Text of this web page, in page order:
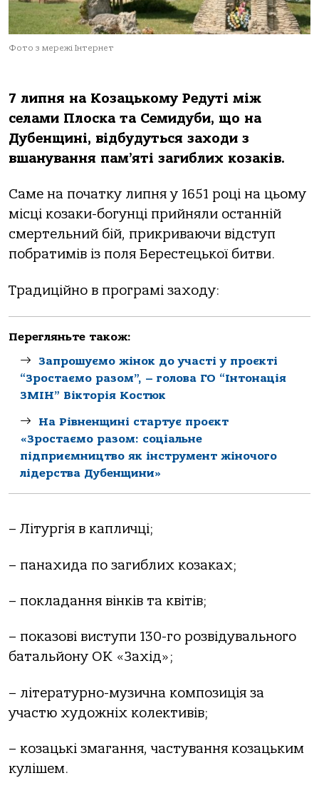
Фото з мережі Інтернет
7 липня на Козацькому Редуті між
селами Плоска та Семидуби, що на
Дубенщині, відбудуться заходи з
вшанування пам’яті загиблих козаків.
Саме на початку липня у 1651 році на цьому
місці козаки-богунці прийняли останній
смертельний бій, прикриваючи відступ
побратимів із поля Берестецької битви.
Традиційно в програмі заходу:
Перегляньте також:
Запрошуємо жінок до участі у проєкті
“Зростаємо разом”, – голова ГО “Інтонація
ЗМІН” Вікторія Костюк
На Рівненщині стартує проєкт
«Зростаємо разом: соціальне
підприємництво як інструмент жіночого
лідерства Дубенщини»
– Літургія в капличці;
– панахида по загиблих козаках;
– покладання вінків та квітів;
– показові виступи 130-го розвідувального
батальйону ОК «Захід»;
– літературно-музична композиція за
участю художніх колективів;
– козацькі змагання, частування козацьким
кулішем.